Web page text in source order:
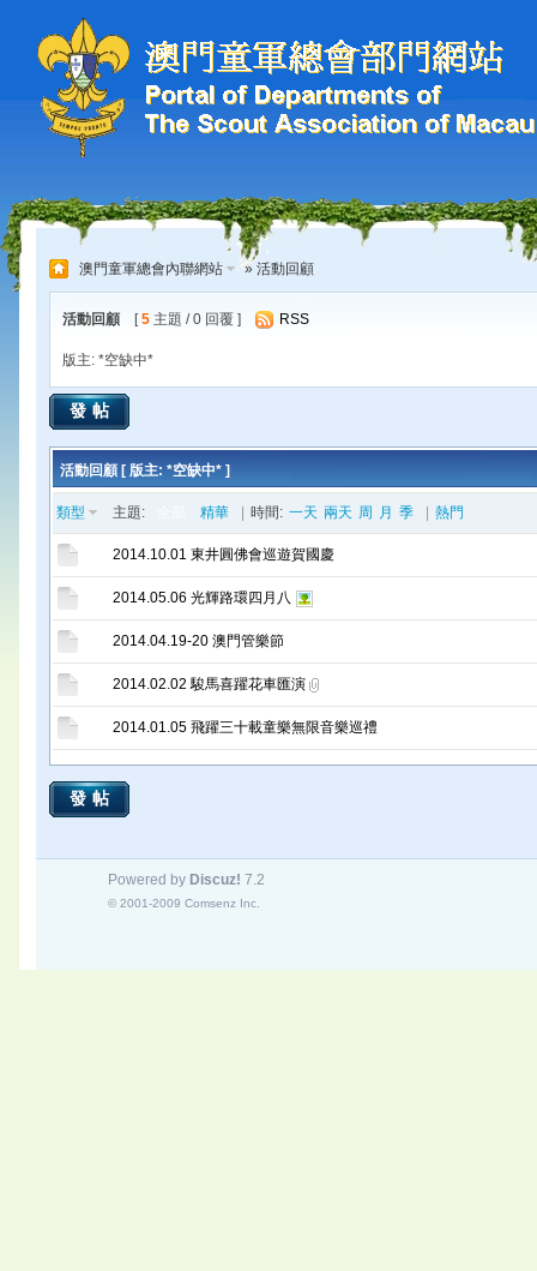
澳門童軍總會內聯網站 » 活動回顧
活動回顧 [5 主題 / 0 回覆 ] RSS
版主: *空缺中*
發帖
活動回顧 [ 版主: *空缺中* ]
類型 主題: 精華 時間: 一天 兩天 周 月 季 熱門
2014.10.01 東井圓佛會巡遊賀國慶
2014.05.06 光輝路環四月八
2014.04.19-20 澳門管樂節
2014.02.02 駿馬喜躍花車匯演
2014.01.05 飛躍三十載童樂無限音樂巡禮
發帖
Powered by Discuz! 7.2
© 2001-2009 Comsenz Inc.